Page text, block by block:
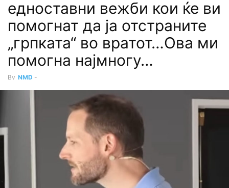
едноставни вежби кои ќе ви
помогнат да ја отстраните
„грпката“ во вратот…Ова ми
помогна најмногу…
By NMD -